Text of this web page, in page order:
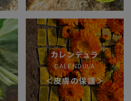
カレンデュラ
CALENDULA
＜皮膚の保護＞